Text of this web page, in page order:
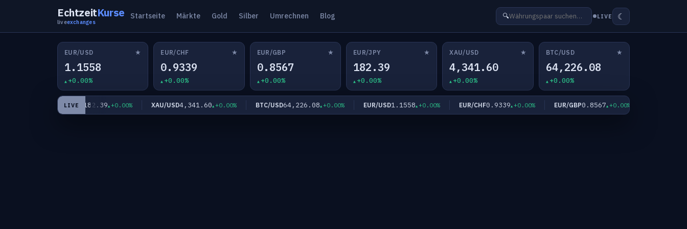
EchtzeitKurse
liveexchanges
Startseite Märkte Gold Silber Umrechnen Blog 🔍 LIVE ☾
EUR/USD ★
1.1558
+0.00%
EUR/CHF ★
0.9339
+0.00%
EUR/GBP ★
0.8567
+0.00%
EUR/JPY ★
182.39
+0.00%
XAU/USD ★
4,341.60
+0.00%
BTC/USD ★
64,226.08
+0.00%
LIVE
EUR/JPY182.39 +0.00% XAU/USD4,341.60 +0.00% BTC/USD64,226.08 +0.00% EUR/USD1.1558 +0.00% EUR/CHF0.9339 +0.00% EUR/GBP0.8567 +0.00%